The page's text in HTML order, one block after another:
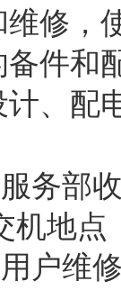
修，
件和
、配
务部
机地
户维